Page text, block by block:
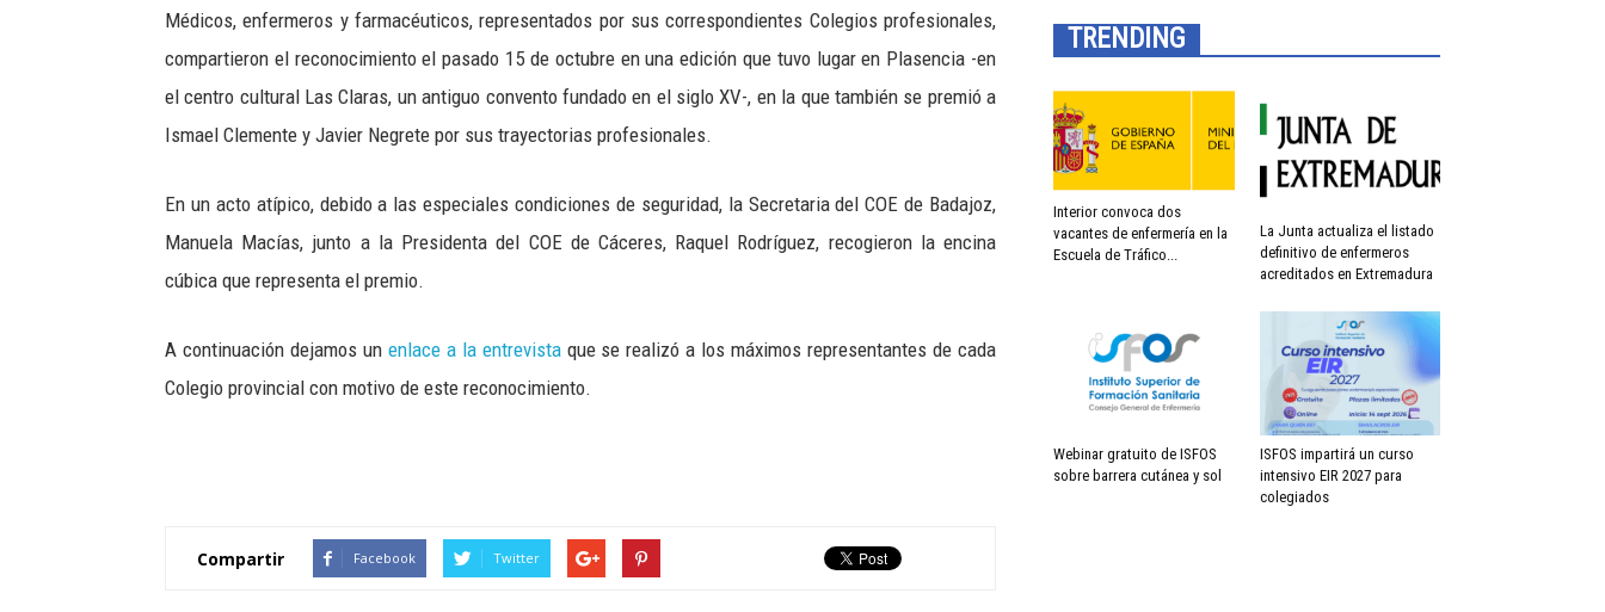
Médicos, enfermeros y farmacéuticos, representados por sus correspondientes Colegios profesionales,
compartieron el reconocimiento el pasado 15 de octubre en una edición que tuvo lugar en Plasencia -en
el centro cultural Las Claras, un antiguo convento fundado en el siglo XV-, en la que también se premió a
Ismael Clemente y Javier Negrete por sus trayectorias profesionales.
En un acto atípico, debido a las especiales condiciones de seguridad, la Secretaria del COE de Badajoz,
Manuela Macías, junto a la Presidenta del COE de Cáceres, Raquel Rodríguez, recogieron la encina
cúbica que representa el premio.
A continuación dejamos un enlace a la entrevistaque se realizó a los máximos representantes de cada
Colegio provincial con motivo de este reconocimiento.
Compartir Facebook Twitter
TRENDING
Interior convoca dos
vacantes de enfermería en la
Escuela de Tráfico...
La Junta actualiza el listado
definitivo de enfermeros
acreditados en Extremadura
Webinar gratuito de ISFOS
sobre barrera cutánea y sol
ISFOS impartirá un curso
intensivo EIR 2027 para
colegiados